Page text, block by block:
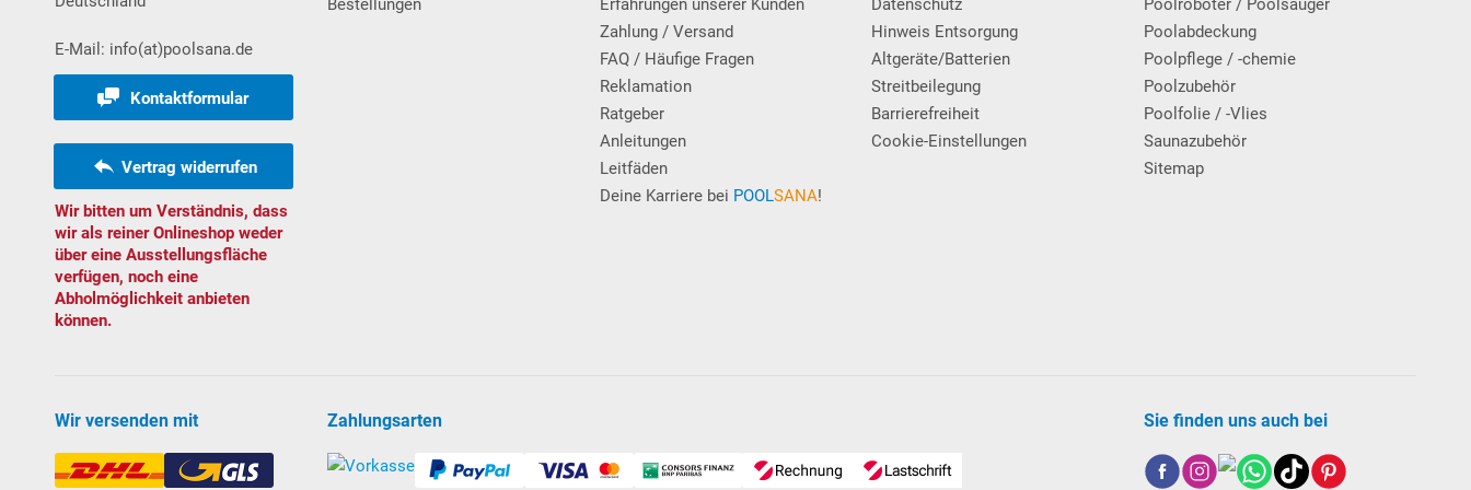
und befolgt werden. Um Ertrinken oder ernsthafte Verletzungen zu vermeiden, ist der unberechtigte Zugang von Personen zum Schwimmbecken - insbesondere von Kindern unter
5 Jahren - durch geeignete Sicherheitseinrichtungen zu vermeiden. Nichtschwimmer und Kinder müssen durch eine sachkundige Person beaufsichtigt werden. Alle
Sicherheitsvorschriften und -einrichtungen können jedoch nur unterstützen und ersetzen nicht Ihre persönliche Sorgfaltspflicht.
E-Mail: info(at)poolsana.de
Kontaktformular
Vertrag widerrufen
Wir bitten um Verständnis, dass
wir als reiner Onlineshop weder
über eine Ausstellungsfläche
verfügen, noch eine
Abholmöglichkeit anbieten
können.
Zahlung / Versand
FAQ / Häufige Fragen
Reklamation
Ratgeber
Anleitungen
Leitfäden
Deine Karriere bei POOLSANA!
Hinweis Entsorgung
Altgeräte/Batterien
Streitbeilegung
Barrierefreiheit
Cookie-Einstellungen
Poolabdeckung
Poolpflege / -chemie
Poolzubehör
Poolfolie / -Vlies
Saunazubehör
Sitemap
Wir versenden mit Zahlungsarten Sie finden uns auch bei